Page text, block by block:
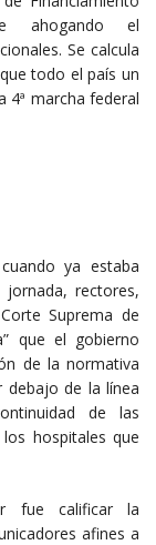
ahogando el
Se calcula
todo el país un
4ª marcha federal
ya estaba
rectores,
Suprema de
que el gobierno
de la normativa
debajo de la línea
de las
hospitales que
fue calificar la
afines a